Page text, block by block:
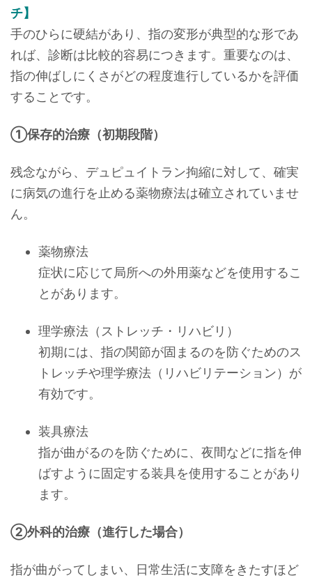
チ】
手のひらに硬結があり、指の変形が典型的な形であ
れば、診断は比較的容易につきます。重要なのは、
指の伸ばしにくさがどの程度進行しているかを評価
することです。
①保存的治療（初期段階）
残念ながら、デュピュイトラン拘縮に対して、確実
に病気の進行を止める薬物療法は確立されていませ
ん。
薬物療法
症状に応じて局所への外用薬などを使用するこ
とがあります。
理学療法（ストレッチ・リハビリ）
初期には、指の関節が固まるのを防ぐためのス
トレッチや理学療法（リハビリテーション）が
有効です。
装具療法
指が曲がるのを防ぐために、夜間などに指を伸
ばすように固定する装具を使用することがあり
ます。
②外科的治療（進行した場合）
指が曲がってしまい、日常生活に支障をきたすほど